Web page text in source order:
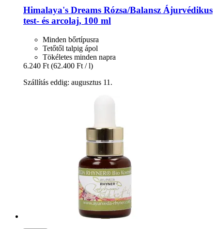
Himalaya's Dreams Rózsa/Balansz Ájurvédikus
test-​ és arcolaj, 100 ml
Minden bőrtípusra
Tetőtől talpig ápol
Tökéletes minden napra
6.240 Ft (62.400 Ft / l)
Szállítás eddig: augusztus 11.